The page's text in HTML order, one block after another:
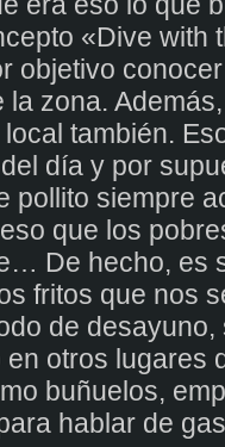
«Dive with
objetivo
la zona.
también.
día y por
siempre
que los
De hecho, es
fritos que nos
de
otros lugares
buñuelos,
hablar de